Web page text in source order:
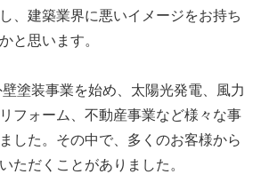
、建築業界に悪いイメージをお持ち
と思います。
塗装事業を始め、太陽光発電、風力
フォーム、不動産事業など様々な事
した。 その中で、多くのお客様から
ただくことがありました。